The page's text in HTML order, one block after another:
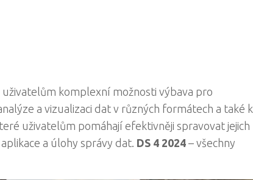
komplexní možnosti výbava pro
a vizualizaci dat v různých formátech a také k
uživatelům pomáhají efektivněji spravovat jejich
a úlohy správy dat. DS 4 2024 – všechny